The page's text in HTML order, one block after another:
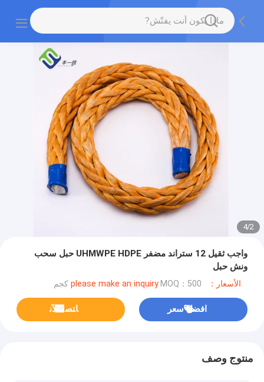
2
/
4
واجب ثقيل 12 ستراند مضفر UHMWPE HDPE حبل سحب
ونش حبل
الأسعار：please make an inquiry MOQ：500 كجم
افضل سعر ﺎﺘﺼﻟ ﺍﻶﻧ
منتوج وصف